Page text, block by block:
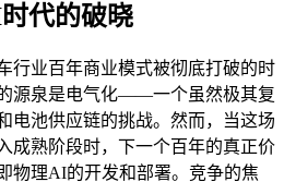
代的破晓
行业百年商业模式被彻底打破的时
源泉是电气化——一个虽然极其复
电池供应链的挑战。然而，当这场
成熟阶段时，下一个百年的真正价
物理AI的开发和部署。竞争的焦